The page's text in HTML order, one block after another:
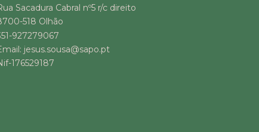
Sacadura Cabral nº5 r/c direito
518 Olhão
927279067
jesus.sousa@sapo.pt
176529187